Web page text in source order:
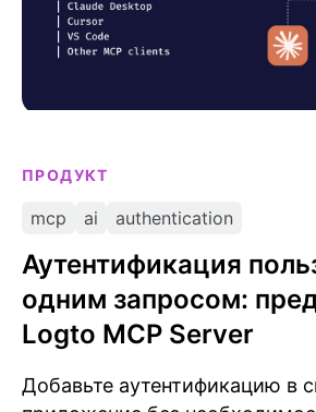
ПРОДУКТ
mcp ai authentication
Аутентификация
одним запросом:
Logto MCP Server
Добавьте аутентификацию в